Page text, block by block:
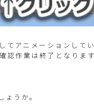
てアニメーションして
認作業は終了となりま
ょうか。